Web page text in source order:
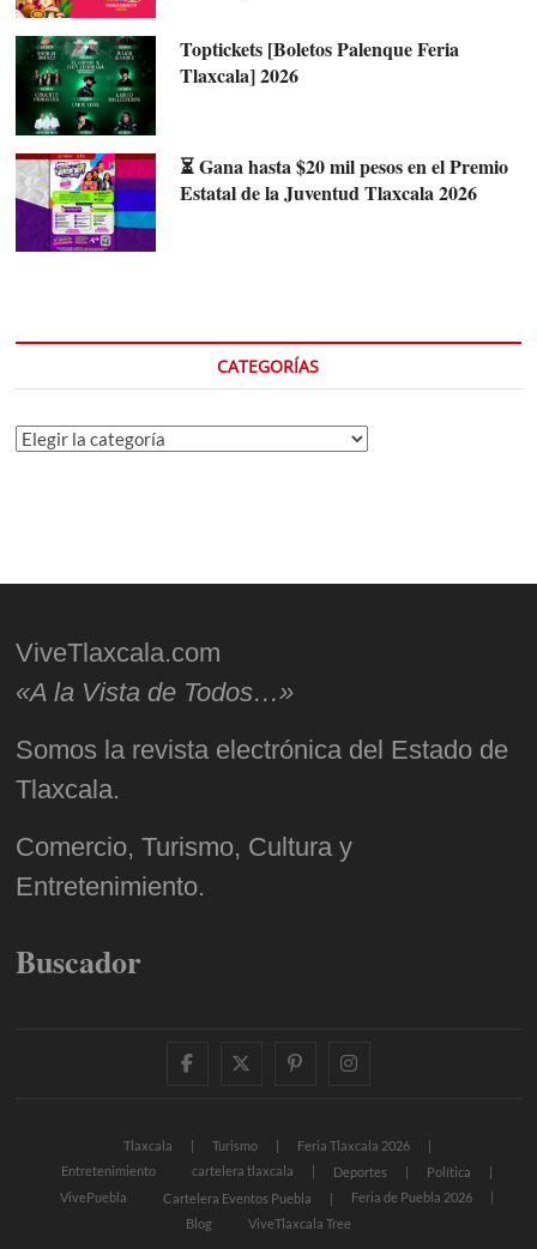
Toptickets [Boletos Palenque Feria
Tlaxcala] 2026
⏳ Gana hasta $20 mil pesos en el Premio
Estatal de la Juventud Tlaxcala 2026
CATEGORÍAS
Categorías
ViveTlaxcala.com
«A la Vista de Todos…»
Somos la revista electrónica del Estado de
Tlaxcala.
Comercio, Turismo, Cultura y
Entretenimiento.
Buscador
facebooktwitter
pinterestinstagram
Tlaxcala Turismo
Feria Tlaxcala 2026
Entretenimiento
cartelera tlaxcala Deportes
Política
VivePuebla
Cartelera Eventos Puebla
Feria de Puebla 2026
Blog
ViveTlaxcala Tree